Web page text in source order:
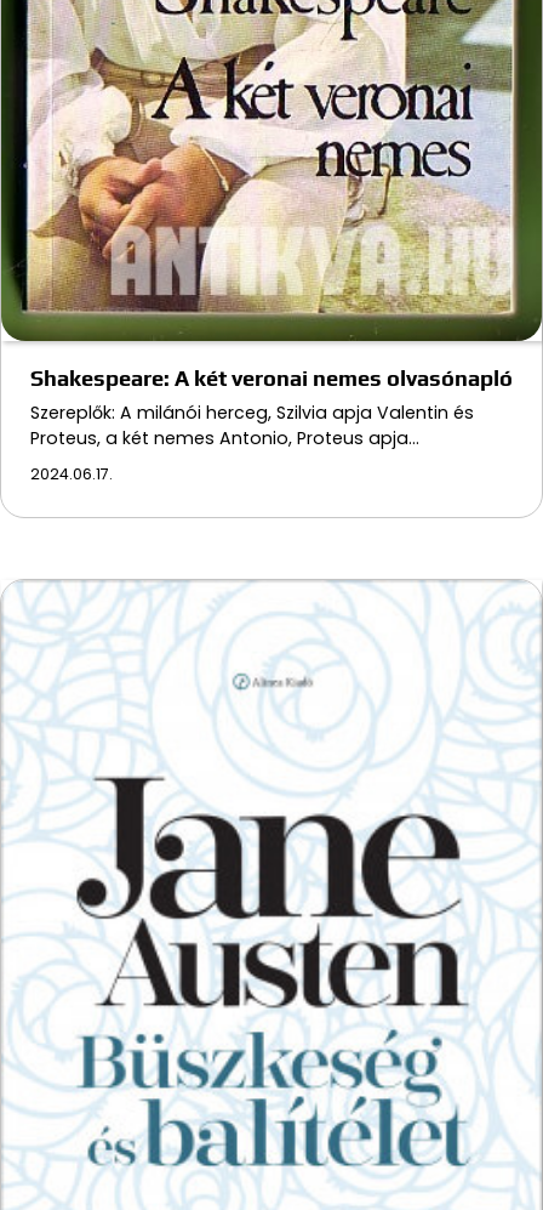
Shakespeare: A két veronai nemes olvasónapló
Szereplők: A milánói herceg, Szilvia apja Valentin és
Proteus, a két nemes Antonio, Proteus apja…
2024.06.17.